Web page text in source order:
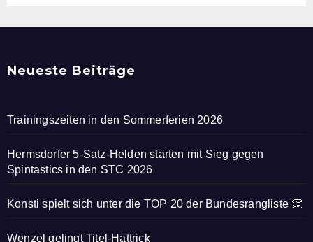
Neueste Beiträge
Trainingszeiten in den Sommerferien 2026
Hermsdorfer 5-Satz-Helden starten mit Sieg gegen
Spintastics in den STC 2026
Konsti spielt sich unter die TOP 20 der Bundesrangliste 👏
Wenzel gelingt Titel-Hattrick